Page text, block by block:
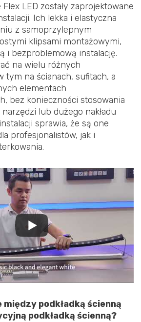
Flex LED zostały zaprojektowane
Ich lekka i elastyczna
z samoprzylepnym
klipsami montażowymi,
i bezproblemową instalację.
na wielu różnych
tym na ścianach, sufitach, a
elementach
bez konieczności stosowania
lub dużego nakładu
sprawia, że są one
profesjonalistów, jak i
podkładką ścienną
podkładką ścienną?